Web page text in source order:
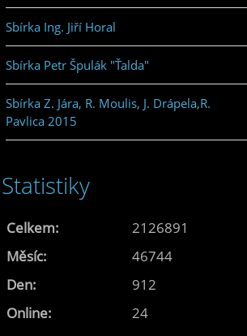
Sbírka Ing. Jiří Horal
Sbírka Petr Špulák "Ťalda"
Sbírka Z. Jára, R. Moulis, J. Drápela,R.
Pavlica 2015
Statistiky
Online: 24
Celkem:
2126891
Měsíc:
46744
Den:
912